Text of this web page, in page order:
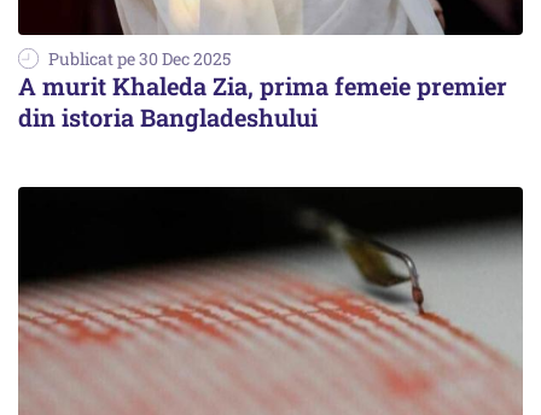
Publicat pe 30 Dec 2025
A murit Khaleda Zia, prima femeie premier
din istoria Bangladeshului